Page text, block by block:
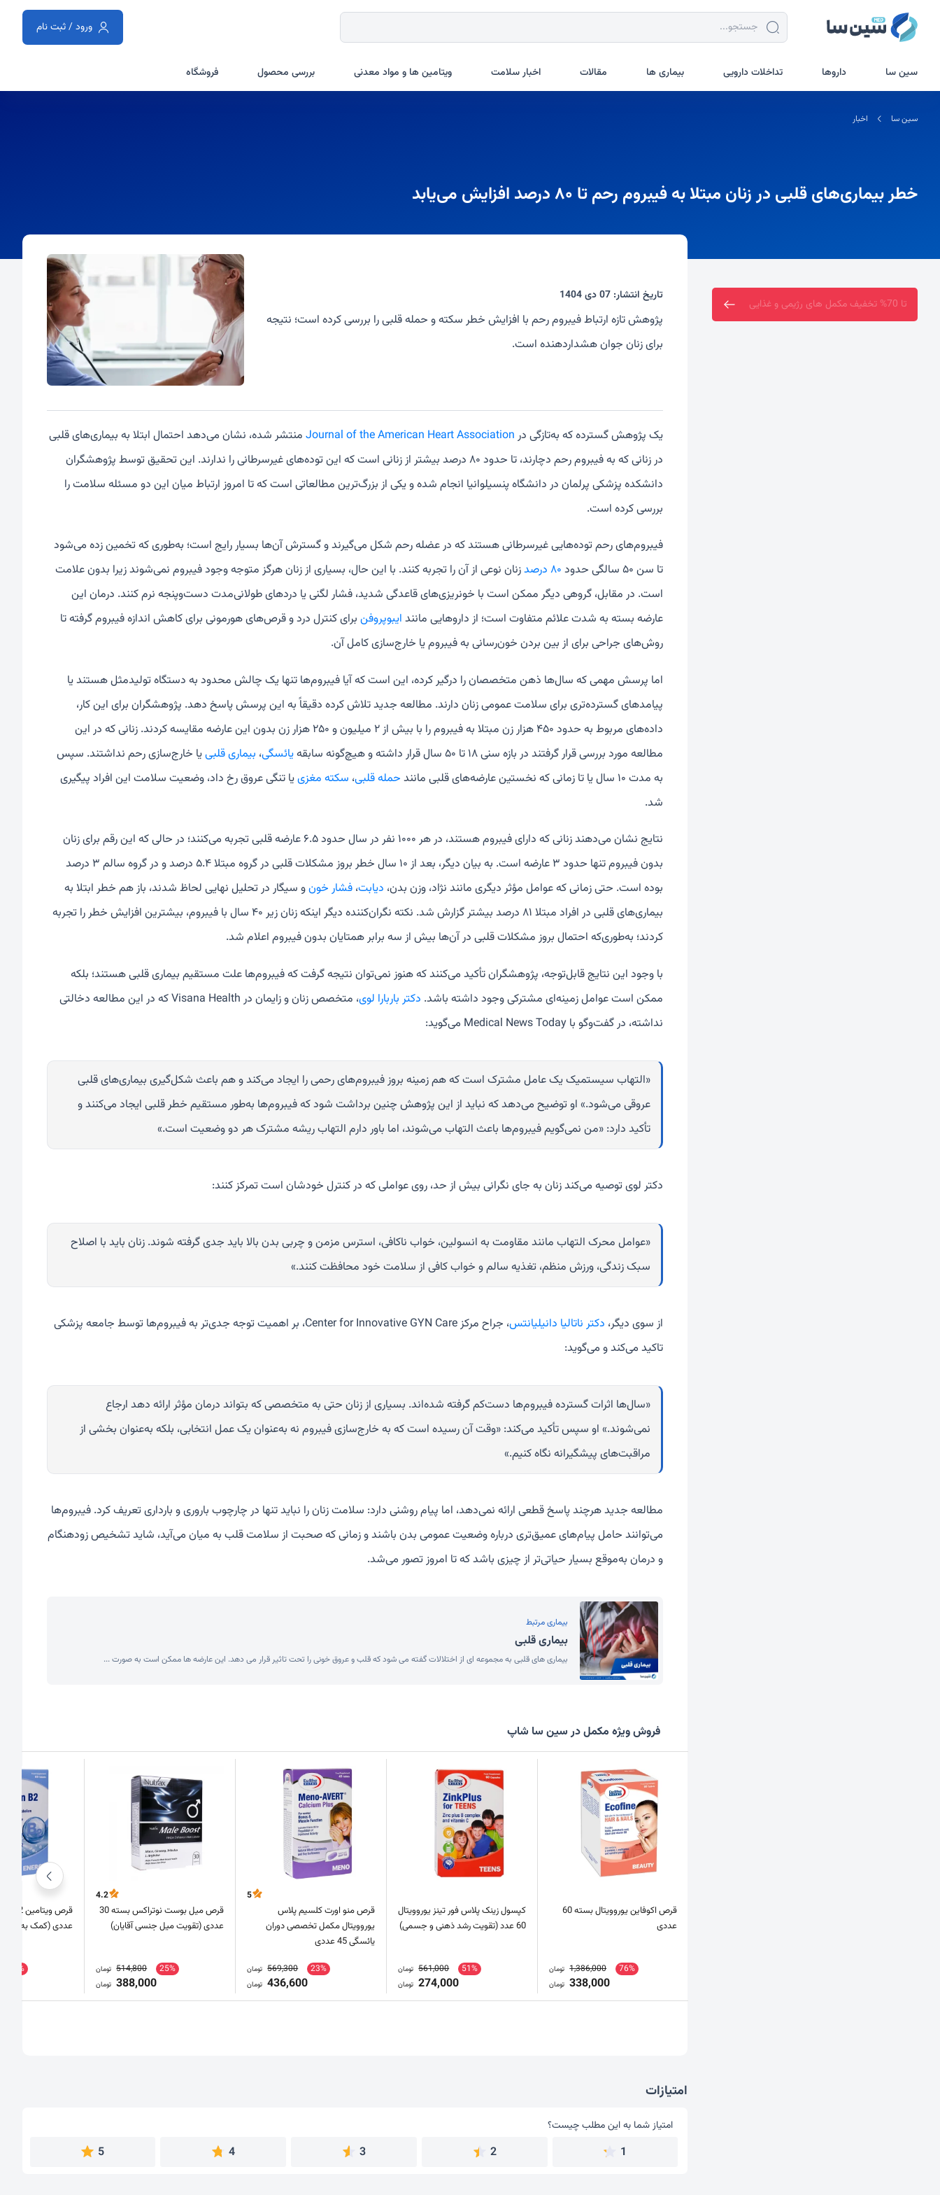
ورود / ثبت نام
سین سا داروها تداخلات دارویی بیماری ها مقالات اخبار سلامت ویتامین ها و مواد معدنی بررسی محصول فروشگاه
سین سا اخبار
خطر بیماری‌های قلبی در زنان مبتلا به فیبروم رحم تا ۸۰ درصد افزایش می‌یابد
ارسال رایگان خرید بالای دو میلیون تومان
تاریخ انتشار: 07 دی 1404
پژوهش تازه ارتباط فیبروم رحم با افزایش خطر سکته و حمله قلبی را بررسی کرده است؛ نتیجه
برای زنان جوان هشداردهنده است.
یک پژوهش گسترده‌ که به‌تازگی در Journal of the American Heart Associationمنتشر شده، نشان می‌دهد احتمال ابتلا به بیماری‌های قلبی
در زنانی که به فیبروم رحم دچارند، تا حدود ۸۰ درصد بیشتر از زنانی است که این توده‌های غیرسرطانی را ندارند. این تحقیق توسط پژوهشگران
دانشکده پزشکی پرلمان در دانشگاه پنسیلوانیا انجام شده و یکی از بزرگ‌ترین مطالعاتی است که تا امروز ارتباط میان این دو مسئله سلامت را
بررسی کرده است.
فیبروم‌های رحم توده‌هایی غیرسرطانی هستند که در عضله رحم شکل می‌گیرند و گسترش آن‌ها بسیار رایج است؛ به‌طوری که تخمین زده می‌شود
تا سن ۵۰ سالگی حدود
۸۰ درصد
زنان نوعی از آن را تجربه کنند. با این حال، بسیاری از زنان هرگز متوجه وجود فیبروم نمی‌شوند زیرا بدون علامت
است. در مقابل، گروهی دیگر ممکن است با خونریزی‌های قاعدگی شدید، فشار لگنی یا دردهای طولانی‌مدت دست‌وپنجه نرم کنند. درمان این
عارضه بسته به شدت علائم متفاوت است؛ از داروهایی مانند ایبوپروفنبرای کنترل درد و قرص‌های هورمونی برای کاهش اندازه فیبروم گرفته تا
روش‌های جراحی برای از بین بردن خون‌رسانی به فیبروم یا خارج‌سازی کامل آن.
اما پرسش مهمی که سال‌ها ذهن متخصصان را درگیر کرده، این است که آیا فیبروم‌ها تنها یک چالش محدود به دستگاه تولیدمثل هستند یا
پیامدهای گسترده‌تری برای سلامت عمومی زنان دارند. مطالعه جدید تلاش کرده دقیقاً به این پرسش پاسخ دهد. پژوهشگران برای این کار،
داده‌های مربوط به حدود ۴۵۰ هزار زن مبتلا به فیبروم را با بیش از ۲ میلیون و ۲۵۰ هزار زن بدون این عارضه مقایسه کردند. زنانی که در این
مطالعه مورد بررسی قرار گرفتند در بازه سنی ۱۸ تا ۵۰ سال قرار داشته و هیچ‌گونه سابقه
یائسگی، بیماری قلبییا خارج‌سازی رحم نداشتند. سپس
به مدت ۱۰ سال یا تا زمانی که نخستین عارضه‌های قلبی مانند
حمله قلبی، سکته مغزییا تنگی عروق رخ داد، وضعیت سلامت این افراد پیگیری
شد.
نتایج نشان می‌دهند زنانی که دارای فیبروم هستند، در هر ۱۰۰۰ نفر در سال حدود ۶.۵ عارضه قلبی تجربه می‌کنند؛ در حالی که این رقم برای زنان
بدون فیبروم تنها حدود ۳ عارضه است. به بیان دیگر، بعد از ۱۰ سال خطر بروز مشکلات قلبی در گروه مبتلا ۵.۴ درصد و در گروه سالم ۳ درصد
بوده است. حتی زمانی که عوامل مؤثر دیگری مانند نژاد، وزن بدن، دیابت، فشار خونو سیگار در تحلیل نهایی لحاظ شدند، باز هم خطر ابتلا به
بیماری‌های قلبی در افراد مبتلا ۸۱ درصد بیشتر گزارش شد. نکته نگران‌کننده دیگر اینکه زنان زیر ۴۰ سال با فیبروم، بیشترین افزایش خطر را تجربه
کردند؛ به‌طوری‌که احتمال بروز مشکلات قلبی در آن‌ها بیش از سه برابر همتایان بدون فیبروم اعلام شد.
با وجود این نتایج قابل‌توجه، پژوهشگران تأکید می‌کنند که هنوز نمی‌توان نتیجه گرفت که فیبروم‌ها علت مستقیم بیماری قلبی هستند؛ بلکه
ممکن است عوامل زمینه‌ای مشترکی وجود داشته باشد. دکتر باربارا لوی
، متخصص زنان و زایمان در Visana Health که در این مطالعه دخالتی
نداشته، در گفت‌وگو با Medical News Today می‌گوید:
«التهاب سیستمیک یک عامل مشترک است که هم زمینه بروز فیبروم‌های رحمی را ایجاد می‌کند و هم باعث شکل‌گیری بیماری‌های قلبی
عروقی می‌شود.» او توضیح می‌دهد که نباید از این پژوهش چنین برداشت شود که فیبروم‌ها به‌طور مستقیم خطر قلبی ایجاد می‌کنند و
تأکید دارد: «من نمی‌گویم فیبروم‌ها باعث التهاب می‌شوند، اما باور دارم التهاب ریشه مشترک هر دو وضعیت است.»
دکتر لوی توصیه می‌کند زنان به جای نگرانی بیش از حد، روی عواملی که در کنترل خودشان است تمرکز کنند:
«عوامل محرک التهاب مانند مقاومت به انسولین، خواب ناکافی، استرس مزمن و چربی بدن بالا باید جدی گرفته شوند. زنان باید با اصلاح
سبک زندگی، ورزش منظم، تغذیه سالم و خواب کافی از سلامت خود محافظت کنند.»
از سوی دیگر، دکتر ناتالیا دانیلیانتس
، جراح مرکز Center for Innovative GYN Care، بر اهمیت توجه جدی‌تر به فیبروم‌ها توسط جامعه پزشکی
تاکید می‌کند و می‌گوید:
«سال‌ها اثرات گسترده فیبروم‌ها دست‌کم گرفته شده‌اند. بسیاری از زنان حتی به متخصصی که بتواند درمان مؤثر ارائه دهد ارجاع
نمی‌شوند.» او سپس تأکید می‌کند: «وقت آن رسیده است که به خارج‌سازی فیبروم نه به‌عنوان یک عمل انتخابی، بلکه به‌عنوان بخشی از
مراقبت‌های پیشگیرانه نگاه کنیم.»
مطالعه جدید هرچند پاسخ قطعی ارائه نمی‌دهد، اما پیام روشنی دارد: سلامت زنان را نباید تنها در چارچوب باروری و بارداری تعریف کرد. فیبروم‌ها
می‌توانند حامل پیام‌های عمیق‌تری درباره وضعیت عمومی بدن باشند و زمانی که صحبت از سلامت قلب به میان می‌آید، شاید تشخیص زودهنگام
و درمان به‌موقع بسیار حیاتی‌تر از چیزی باشد که تا امروز تصور می‌شد.
بیماری مرتبط
بیماری قلبی
بیماری های قلبی به مجموعه ای از اختلالات گفته می شود که قلب و عروق خونی را تحت تاثیر قرار می دهد. این عارضه ها ممکن است به صورت ...
فروش ویژه مکمل در سین سا شاپ
قرص اکوفاین یوروویتال بسته 60
عددی
76%
1,386,000 تومان
338,000 تومان
کپسول زینک پلاس فور تینز یوروویتال
60 عدد (تقویت رشد ذهنی و جسمی)
51%
561,000 تومان
274,000 تومان
5
قرص منو اورت کلسیم پلاس
یوروویتال مکمل تخصصی دوران
یائسگی 45 عددی
23%
569,300 تومان
436,600 تومان
4.2
قرص میل بوست نوتراکس بسته 30
عددی (تقویت میل جنسی آقایان)
25%
514,800 تومان
388,000 تومان
عددی (کمک به
80%
امتیازات
امتیاز شما به این مطلب چیست؟
امتیاز شما به این مطلب چیست؟
1
2
3
4
5